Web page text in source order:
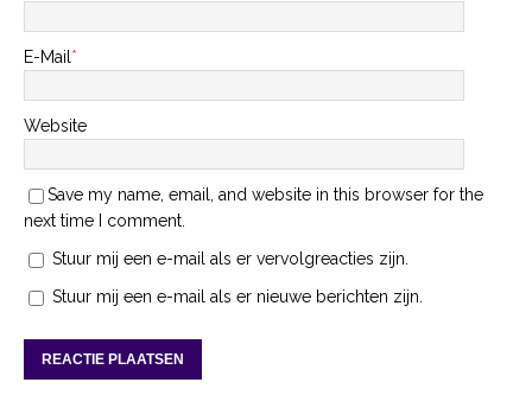
E-Mail *
Website
Save my name, email, and website in this browser for the
next time I comment.
Stuur mij een e-mail als er vervolgreacties zijn.
Stuur mij een e-mail als er nieuwe berichten zijn.